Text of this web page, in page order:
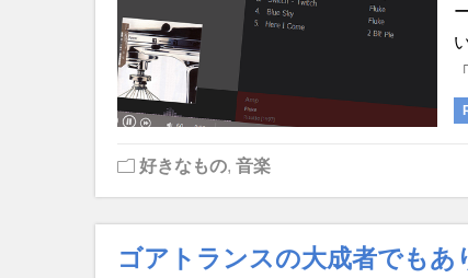
好きなもの, 音楽
ゴアトランスの大成者でも